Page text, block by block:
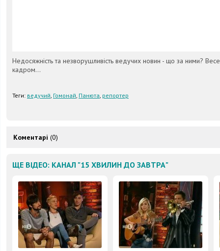
Недосяжність та незворушливість ведучих новин - що за ними?
кадром...
Теги: ведучий, Гомонай, Панюта, репортер
Коментарі (0)
ЩЕ ВІДЕО: КАНАЛ "15 ХВИЛИН ДО ЗАВТРА"